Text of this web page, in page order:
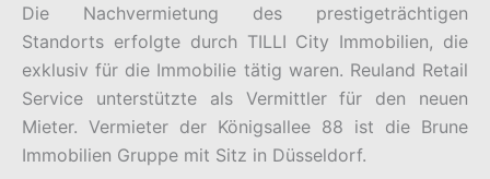
Die Nachvermietung des prestigeträchtigen
Standorts erfolgte durch TILLI City Immobilien, die
exklusiv für die Immobilie tätig waren. Reuland Retail
Service unterstützte als Vermittler für den neuen
Mieter. Vermieter der Königsallee 88 ist die Brune
Immobilien Gruppe mit Sitz in Düsseldorf.